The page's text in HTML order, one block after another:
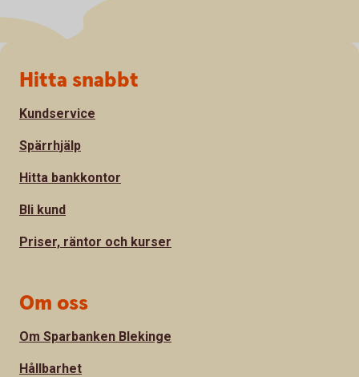
Sidfot
Hitta snabbt
Kundservice
Spärrhjälp
Hitta bankkontor
Bli kund
Priser, räntor och kurser
Om oss
Om Sparbanken Blekinge
Hållbarhet